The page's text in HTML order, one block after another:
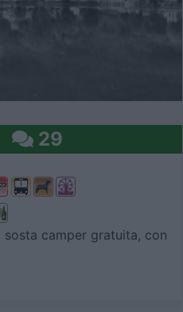
29
sosta camper gratuita, con